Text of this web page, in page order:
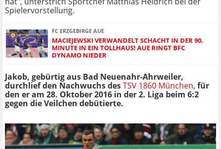
Spielervorstellung.
FC ERZGEBIRGE AUE
MACIEJEWSKI VERWANDELT SCHACHT IN DER 90.
MINUTE IN EIN TOLLHAUS! AUE RINGT BFC
DYNAMO NIEDER
Jakob, gebürtig aus Bad Neuenahr-Ahrweiler,
durchlief den Nachwuchs desTSV 1860 München, für
den er am 28. Oktober 2016 in der 2. Liga beim 6:2
gegen die Veilchen debütierte.